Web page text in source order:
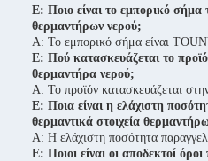
Ε: Ποιο είναι το εμπορικό σήμα
θερμαντήρων νερού;
Α: Το εμπορικό σήμα είναι
Ε: Πού κατασκευάζεται το
θερμαντήρα νερού;
Α: Το προϊόν κατασκευάζεται
Ε: Ποια είναι η ελάχιστη
θερμαντικά στοιχεία
Α: Η ελάχιστη ποσότητα
Ε: Ποιοι είναι οι αποδεκτοί